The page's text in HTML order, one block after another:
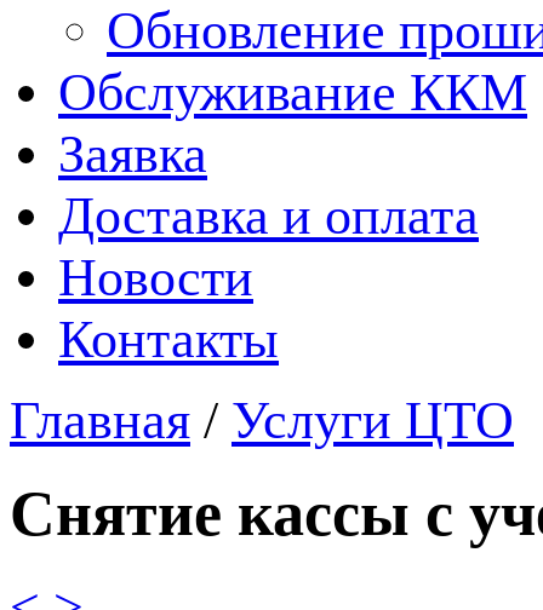
Обновление
Обслуживание ККМ
Заявка
Доставка и оплата
Новости
Контакты
Главная / Услуги ЦТО
Снятие кассы с